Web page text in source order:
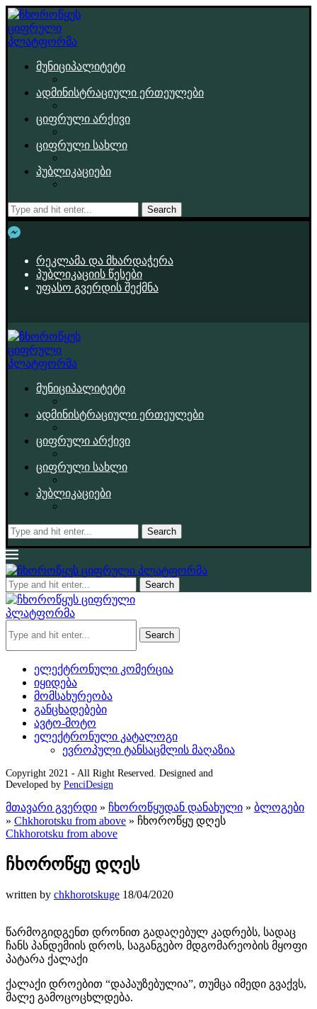
მუნიციპალიტეტი
ადმინისტრაციული ერთეულები
ციფრული არქივი
ციფრული სახლი
პუბლიკაციები
Search
რეკლამა და მხარდაჭერა
პუბლიკაციის წესები
უფასო გვერდის შექმნა
მუნიციპალიტეტი
ადმინისტრაციული ერთეულები
ციფრული არქივი
ციფრული სახლი
პუბლიკაციები
Search
Search
Search
ელექტრონული კომერცია
იყიდება
მომსახურეობა
განცხადებები
ავტო-მოტო
ელექტრონული კატალოგი
ევროპული ტანსაცმლის მაღაზია
Copyright 2021 - All Right Reserved. Designed and
Developed by PenciDesign
მთავარი გვერდი » ჩხოროწყუდან დანახული » ბლოგები
» Chkhorotsku from above » ჩხოროწყუ დღეს
Chkhorotsku from above
ჩხოროწყუ დღეს
written by chkhorotskuge 18/04/2020
წარმოგიდგენთ დრონით გადაღებულ კადრებს, სადაც
ჩანს პანდემიის დროს, საგანგებო მდგომარეობის მყოფი
პატარა ქალაქი
ქალაქი დროებით “დაპაუზებულია”, თუმცა იმედი გვაქვს,
მალე გამოცოცხლდება.